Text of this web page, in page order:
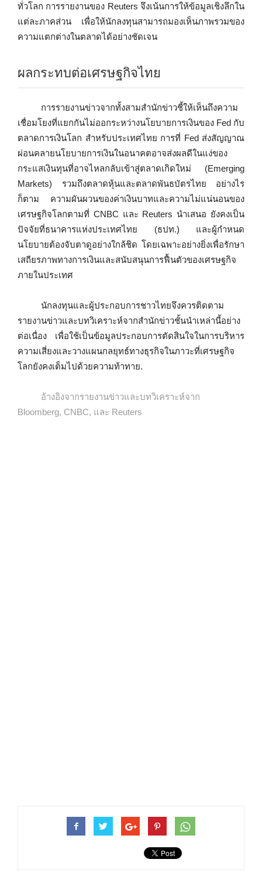
ทั่วโลก การรายงานของ Reuters จึงเน้นการให้ข้อมูลเชิงลึกใน
แต่ละภาคส่วน เพื่อให้นักลงทุนสามารถมองเห็นภาพรวมของ
ความแตกต่างในตลาดได้อย่างชัดเจน
ผลกระทบต่อเศรษฐกิจไทย
การรายงานข่าวจากทั้งสามสำนักข่าวชี้ให้เห็นถึงความ
เชื่อมโยงที่แยกกันไม่ออกระหว่างนโยบายการเงินของ Fed กับ
ตลาดการเงินโลก สำหรับประเทศไทย การที่ Fed ส่งสัญญาณ
ผ่อนคลายนโยบายการเงินในอนาคตอาจส่งผลดีในแง่ของ
กระแสเงินทุนที่อาจไหลกลับเข้าสู่ตลาดเกิดใหม่ (Emerging
Markets) รวมถึงตลาดหุ้นและตลาดพันธบัตรไทย อย่างไร
ก็ตาม ความผันผวนของค่าเงินบาทและความไม่แน่นอนของ
เศรษฐกิจโลกตามที่ CNBC และ Reuters นำเสนอ ยังคงเป็น
ปัจจัยที่ธนาคารแห่งประเทศไทย (ธปท.) และผู้กำหนด
นโยบายต้องจับตาดูอย่างใกล้ชิด โดยเฉพาะอย่างยิ่งเพื่อรักษา
เสถียรภาพทางการเงินและสนับสนุนการฟื้นตัวของเศรษฐกิจ
ภายในประเทศ
นักลงทุนและผู้ประกอบการชาวไทยจึงควรติดตาม
รายงานข่าวและบทวิเคราะห์จากสำนักข่าวชั้นนำเหล่านี้อย่าง
ต่อเนื่อง เพื่อใช้เป็นข้อมูลประกอบการตัดสินใจในการบริหาร
ความเสี่ยงและวางแผนกลยุทธ์ทางธุรกิจในภาวะที่เศรษฐกิจ
โลกยังคงเต็มไปด้วยความท้าทาย.
อ้างอิงจากรายงานข่าวและบทวิเคราะห์จาก
Bloomberg, CNBC, และ Reuters